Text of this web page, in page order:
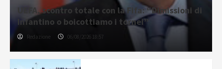
UEFA, scontro totale con la Fifa: “Dimissioni di
Infantino o boicottiamo i tornei”
Redazione 06/08/2026 18:57